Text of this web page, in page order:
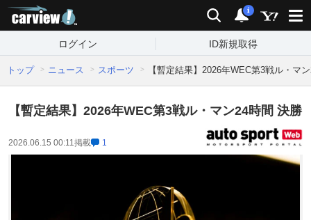
検索 通知
i
ログイン ID新規取得
トップ ニュース スポーツ 【暫定結果】2026年WEC第3戦ル・マ
【暫定結果】2026年WEC第3戦ル・マン24時間 決勝
2026.06.15 00:11掲載 1